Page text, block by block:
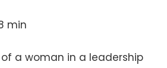
min
a woman in a leadership